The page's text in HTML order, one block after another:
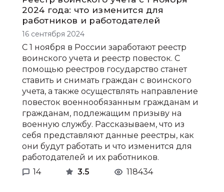
2024 года: что изменится для
работников и работодателей
16 сентября 2024
С 1 ноября в России заработают реестр
воинского учета и реестр повесток. С
помощью реестров государство станет
ставить и снимать граждан с воинского
учета, а также осуществлять направление
повесток военнообязанным гражданам и
гражданам, подлежащим призыву на
военную службу. Рассказываем, что из
себя представляют данные реестры, как
они будут работать и что изменится для
работодателей и их работников.
14
3.5 118434